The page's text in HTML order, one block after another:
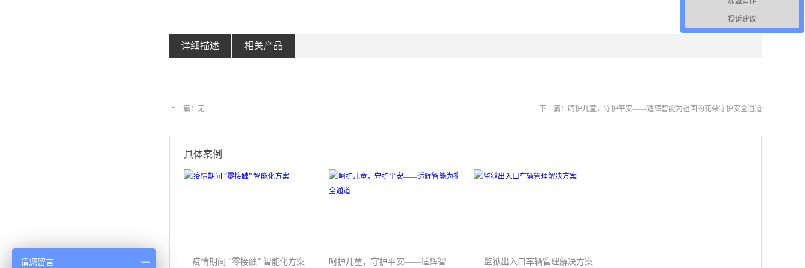
详细描述 相关产品
上一篇：无 下一篇： 呵护儿童，守护平安——适辉智能为祖国的花朵守护安全通道
具体案例
疫情期间 “零接触” 智能化方案 呵护儿童，守护平安——适辉智能为祖国的花朵守护安全通道 监狱出入口车辆管理解决方案
投诉建议
请您留言